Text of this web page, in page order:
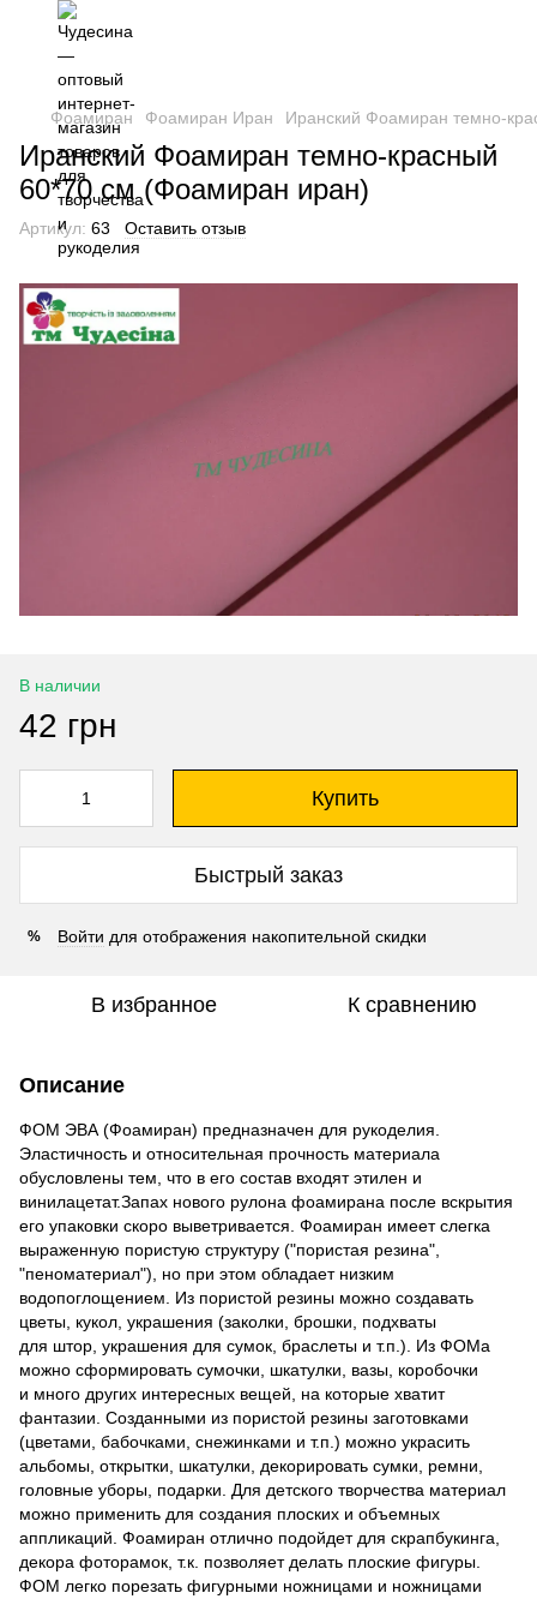
Фоамиран Фоамиран Иран Иранский Фоамиран темно-
Иранский Фоамиран темно-красный
60*70 см (Фоамиран иран)
Артикул: 63 Оставить отзыв
В наличии
42 грн
Купить
Быстрый заказ
% Войти для отображения накопительной скидки
В избранное К сравнению
Описание
ФОМ ЭВА (Фоамиран) предназначен для рукоделия.
Эластичность и относительная прочность материала
обусловлены тем, что в его состав входят этилен и
винилацетат.Запах нового рулона фоамирана после вскрытия
его упаковки скоро выветривается. Фоамиран имеет слегка
выраженную пористую структуру ("пористая резина",
"пеноматериал"), но при этом обладает низким
водопоглощением. Из пористой резины можно создавать
цветы, кукол, украшения (заколки, брошки, подхваты
для штор, украшения для сумок, браслеты и т.п.). Из ФОМа
можно сформировать сумочки, шкатулки, вазы, коробочки
и много других интересных вещей, на которые хватит
фантазии. Созданными из пористой резины заготовками
(цветами, бабочками, снежинками и т.п.) можно украсить
альбомы, открытки, шкатулки, декорировать сумки, ремни,
головные уборы, подарки. Для детского творчества материал
можно применить для создания плоских и объемных
аппликаций. Фоамиран отлично подойдет для скрапбукинга,
декора фоторамок, т.к. позволяет делать плоские фигуры.
ФОМ легко порезать фигурными ножницами и ножницами